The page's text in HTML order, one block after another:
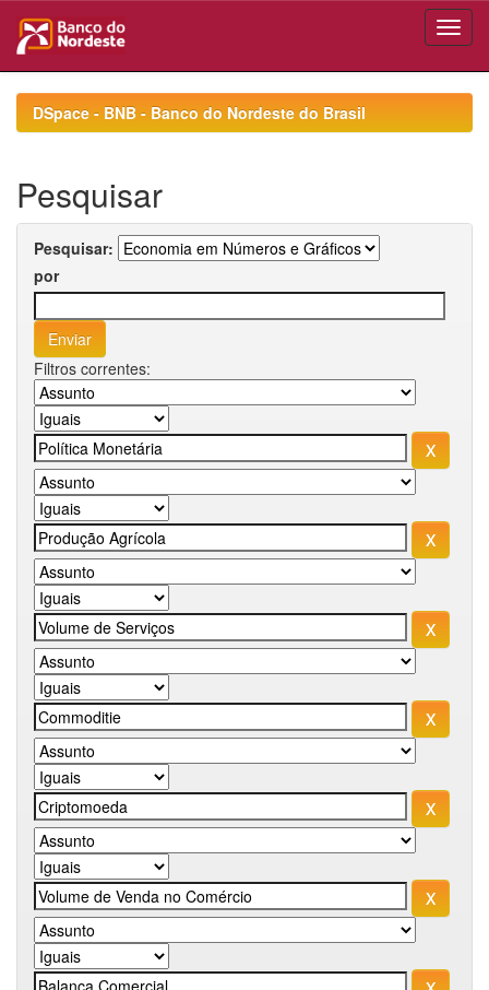
navigationDSpace - BNB - Banco do Nordeste do Brasil
Pesquisar
Pesquisar:
por
Filtros correntes: